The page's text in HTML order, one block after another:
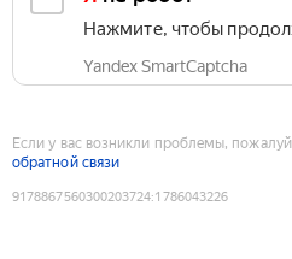
Нажмите, чтобы
Yandex SmartCaptcha
Если у вас возникли проблемы,
обратной связи
9178867560300203724:1786043226